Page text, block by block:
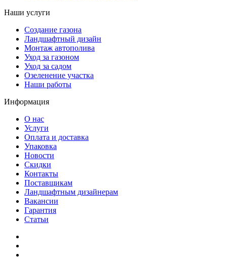
Наши услуги
Создание газона
Ландшафтный дизайн
Монтаж автополива
Уход за газоном
Уход за садом
Озеленение участка
Наши работы
Информация
О нас
Услуги
Оплата и доставка
Упаковка
Новости
Скидки
Контакты
Поставщикам
Ландшафтным дизайнерам
Вакансии
Гарантия
Статьи